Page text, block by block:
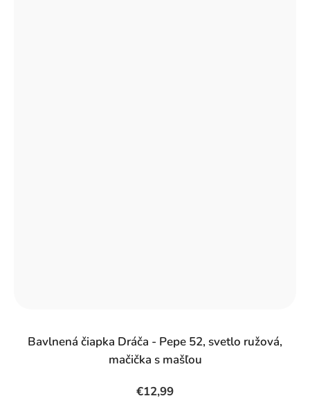
Bavlnená čiapka Dráča - Pepe 52, svetlo ružová,
mačička s mašľou
€12,99